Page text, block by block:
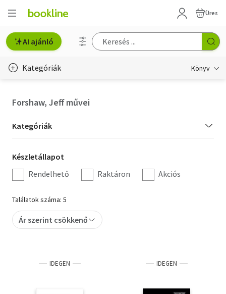
Üres
AI ajánló
Kategóriák Könyv
Hobbi, szabadidő
Irodalom
Művészet
Szakkönyv
Tankönyv, segédkönyv
Társadalomtudomány
Forshaw, Jeff művei
Kategória
szűrés
Kategóriák
Készletállapot
szűrés
Készletállapot
Rendelhető
Raktáron Akciós
Találatok száma: 5
Ár szerint csökkenő
IDEGEN IDEGEN